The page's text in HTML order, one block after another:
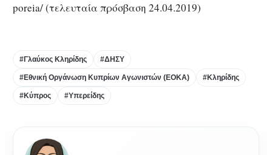
poreia/ (τελευταία πρόσβαση 24.04.2019)
#Γλαύκος Κληρίδης #ΔΗΣΥ
#Εθνική Οργάνωση Κυπρίων Αγωνιστών (ΕΟΚΑ) #Κληρίδης
#Κύπρος #Υπερείδης